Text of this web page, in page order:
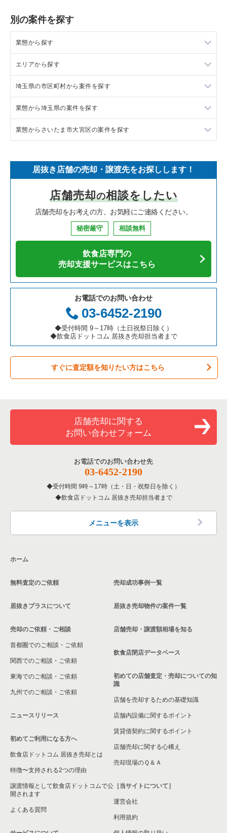
別の案件を探す
業態から探す
ラーメンの居抜き売却物件の案件一覧
フランス料理の居抜き売却物件の案件一覧
イタリア料理の居抜き売却物件の案件一覧
中華の居抜き売却物件の案件一覧
寿司の居抜き売却物件の案件一覧
焼肉の居抜き売却物件の案件一覧
鉄板焼き・お好み焼の居抜き売却物件の案件一覧
カフェの居抜き売却物件の案件一覧
テイクアウトの居抜き売却物件の案件一覧
お弁当・惣菜・デリの居抜き売却物件の案件一覧
カラオケ・パブ・スナックの居抜き売却物件の案件一覧
バーの居抜き売却物件の案件一覧
居酒屋・ダイニングバーの居抜き売却物件の案件一覧
洋食の居抜き売却物件の案件一覧
その他の居抜き売却物件の案件一覧
エリアから探す
東京23区の飲食店の居抜き売却物件の案件一覧
東京都下の飲食店の居抜き売却物件の案件一覧
千葉県の飲食店の居抜き売却物件の案件一覧
神奈川県の飲食店の居抜き売却物件の案件一覧
大阪府の飲食店の居抜き売却物件の案件一覧
兵庫県の飲食店の居抜き売却物件の案件一覧
愛知県の飲食店の居抜き売却物件の案件一覧
岐阜県の飲食店の居抜き売却物件の案件一覧
三重県の飲食店の居抜き売却物件の案件一覧
埼玉県の市区町村から案件を探す
上尾市の飲食店の居抜き売却物件の案件一覧
吉川市の飲食店の居抜き売却物件の案件一覧
さいたま市浦和区の飲食店の居抜き売却物件の案件一覧
さいたま市大宮区の飲食店の居抜き売却物件の案件一覧
入間市の飲食店の居抜き売却物件の案件一覧
久喜市の飲食店の居抜き売却物件の案件一覧
富士見市の飲食店の居抜き売却物件の案件一覧
ふじみ野市の飲食店の居抜き売却物件の案件一覧
朝霞市の飲食店の居抜き売却物件の案件一覧
草加市の飲食店の居抜き売却物件の案件一覧
さいたま市緑区の飲食店の居抜き売却物件の案件一覧
さいたま市南区の飲食店の居抜き売却物件の案件一覧
熊谷市の飲食店の居抜き売却物件の案件一覧
蕨市の飲食店の居抜き売却物件の案件一覧
所沢市の飲食店の居抜き売却物件の案件一覧
川越市の飲食店の居抜き売却物件の案件一覧
和光市の飲食店の居抜き売却物件の案件一覧
東松山市の飲食店の居抜き売却物件の案件一覧
さいたま市北区の飲食店の居抜き売却物件の案件一覧
さいたま市見沼区の飲食店の居抜き売却物件の案件一覧
春日部市の飲食店の居抜き売却物件の案件一覧
さいたま市岩槻区の飲食店の居抜き売却物件の案件一覧
狭山市の飲食店の居抜き売却物件の案件一覧
さいたま市中央区の飲食店の居抜き売却物件の案件一覧
さいたま市桜区の飲食店の居抜き売却物件の案件一覧
加須市の飲食店の居抜き売却物件の案件一覧
業態から埼玉県の案件を探す
埼玉県のラーメンの居抜き売却物件の案件一覧
埼玉県のイタリア料理の居抜き売却物件の案件一覧
埼玉県の中華の居抜き売却物件の案件一覧
埼玉県のそば・うどんの居抜き売却物件の案件一覧
埼玉県の焼肉の居抜き売却物件の案件一覧
埼玉県の鉄板焼き・お好み焼の居抜き売却物件の案件一覧
埼玉県のアジア料理の居抜き売却物件の案件一覧
埼玉県のカフェの居抜き売却物件の案件一覧
埼玉県のテイクアウトの居抜き売却物件の案件一覧
埼玉県のお弁当・惣菜・デリの居抜き売却物件の案件一覧
埼玉県のバーの居抜き売却物件の案件一覧
埼玉県の居酒屋・ダイニングバーの居抜き売却物件の案件一覧
埼玉県の和食の居抜き売却物件の案件一覧
埼玉県の洋食の居抜き売却物件の案件一覧
埼玉県のその他の居抜き売却物件の案件一覧
業態からさいたま市大宮区の案件を探す
さいたま市大宮区のイタリア料理の居抜き売却物件の案件一覧
さいたま市大宮区の中華の居抜き売却物件の案件一覧
さいたま市大宮区のそば・うどんの居抜き売却物件の案件一覧
さいたま市大宮区の鉄板焼き・お好み焼の居抜き売却物件の案
さいたま市大宮区のカフェの居抜き売却物件の案件一覧
さいたま市大宮区のテイクアウトの居抜き売却物件の案件一覧
さいたま市大宮区のバーの居抜き売却物件の案件一覧
さいたま市大宮区の居酒屋・ダイニングバーの居抜き売却物件
さいたま市大宮区の和食の居抜き売却物件の案件一覧
さいたま市大宮区のその他の居抜き売却物件の案件一覧
居抜き店舗の売却・譲渡先をお探しします！
店舗売却の相談をしたい
店舗売却をお考えの方、お気軽にご連絡ください。
秘密厳守 相談無料
飲食店専門の
売却支援サービスはこちら
お電話でのお問い合わせ
03-6452-2190
◆受付時間 9～17時（土日祝祭日除く）
◆飲食店ドットコム 居抜き売却担当者まで
すぐに査定額を知りたい方はこちら
店舗売却に関する
お問い合わせフォーム
お電話でのお問い合わせ先
03-6452-2190
受付時間 9時～17時（土・日・祝祭日を除く）
飲食店ドットコム 居抜き売却担当者まで
メニューを表示
ホーム
無料査定のご依頼
居抜きプラスについて
売却のご依頼・ご相談
首都圏でのご相談・ご依頼
関西でのご相談・ご依頼
東海でのご相談・ご依頼
九州でのご相談・ご依頼
ニュースリリース
初めてご利用になる方へ
飲食店ドットコム 居抜き売却とは
特徴〜支持される2つの理由
譲渡情報として飲食店ドットコムで公
開されます
よくある質問
売却成功事例一覧
居抜き売却物件の案件一覧
店舗売却・譲渡額相場を知る
飲食店閉店データベース
初めての店舗査定・売却についての知
識
店舗を売却するための基礎知識
店舗内設備に関するポイント
賃貸借契約に関するポイント
店舗売却に関する心構え
売却現場のＱ＆Ａ
［当サイトについて］
運営会社
利用規約